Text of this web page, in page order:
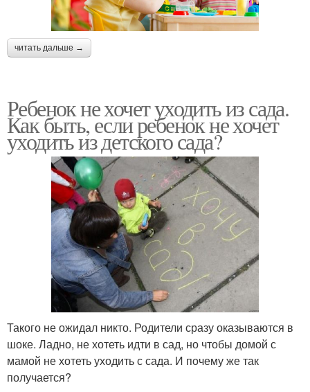
читать дальше →
Ребенок не хочет уходить из сада.
Как быть, если ребенок не хочет
уходить из детского сада?
Такого не ожидал никто. Родители сразу оказываются в
шоке. Ладно, не хотеть идти в сад, но чтобы домой с
мамой не хотеть уходить с сада. И почему же так
получается?